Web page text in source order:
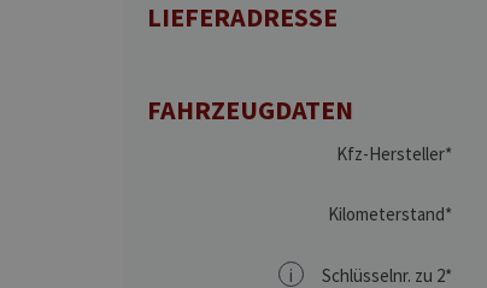
LIEFERADRESSE
FAHRZEUGDATEN
Kfz-Hersteller*
Kilometerstand*
i Schlüsselnr. zu 2*